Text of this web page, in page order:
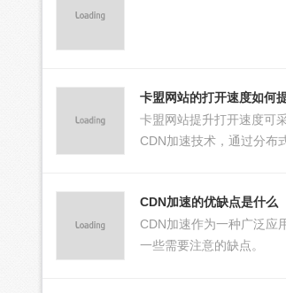
卡盟网站的打开速度如何
卡盟网站提升打开速度可
CDN加速技术，通过分布
CDN加速的优缺点是什么
CDN加速作为一种广泛应
一些需要注意的缺点。